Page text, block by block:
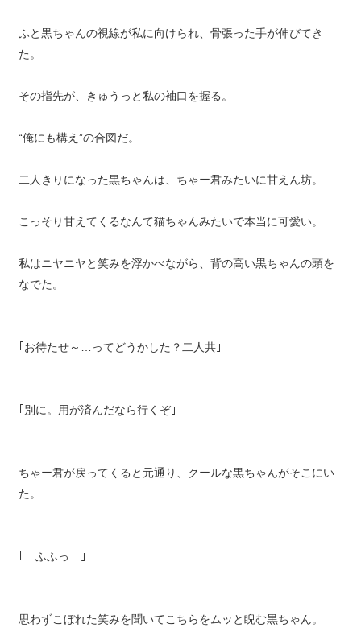
ふと黒ちゃんの視線が私に向けられ、骨張った手が伸びてき
た。
その指先が、きゅうっと私の袖口を握る。
“俺にも構え”の合図だ。
二人きりになった黒ちゃんは、ちゃー君みたいに甘えん坊。
こっそり甘えてくるなんて猫ちゃんみたいで本当に可愛い。
私はニヤニヤと笑みを浮かべながら、背の高い黒ちゃんの頭を
なでた。
｢お待たせ～…ってどうかした？二人共｣
｢別に。用が済んだなら行くぞ｣
ちゃー君が戻ってくると元通り、クールな黒ちゃんがそこにい
た。
｢…ふふっ…｣
思わずこぼれた笑みを聞いてこちらをムッと睨む黒ちゃん。